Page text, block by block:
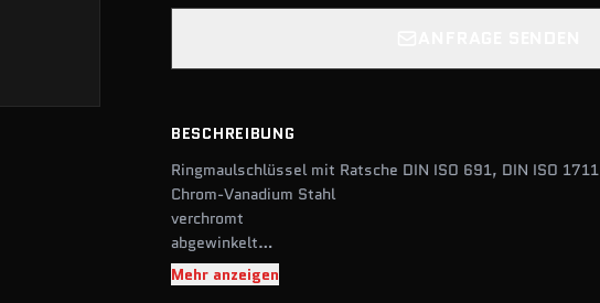
BESCHREIBUNG
Ringmaulschlüssel mit Ratsche DIN ISO 691, DIN ISO 1711
Chrom-Vanadium Stahl
verchromt
abgewinkelt
umschaltbar
72 Zähne
Mehr anzeigen